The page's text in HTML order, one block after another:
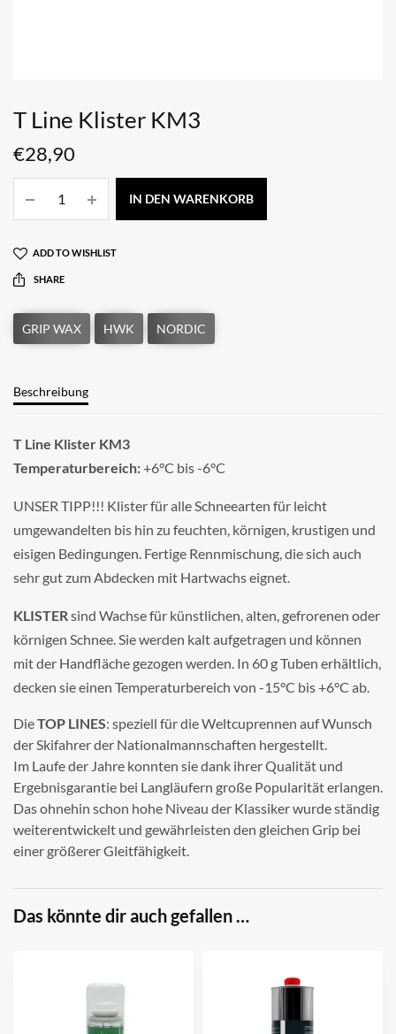
T Line Klister KM3
€28,90
IN DEN WARENKORB
ADD TO WISHLIST
SHARE
Beschreibung
T Line Klister KM3
Temperaturbereich:+6°C bis -6°C
UNSER TIPP!!! Klister für alle Schneearten für leicht
umgewandelten bis hin zu feuchten, körnigen, krustigen und
eisigen Bedingungen. Fertige Rennmischung, die sich auch
sehr gut zum Abdecken mit Hartwachs eignet.
KLISTERsind Wachse für künstlichen, alten, gefrorenen oder
körnigen Schnee. Sie werden kalt aufgetragen und können
mit der Handfläche gezogen werden. In 60 g Tuben erhältlich,
decken sie einen Temperaturbereich von -15°C bis +6°C ab.
DieTOP LINES: speziell für die Weltcuprennen auf Wunsch
der Skifahrer der Nationalmannschaften hergestellt.
Im Laufe der Jahre konnten sie dank ihrer Qualität und
Ergebnisgarantie bei Langläufern große Popularität erlangen.
Das ohnehin schon hohe Niveau der Klassiker wurde ständig
weiterentwickelt und gewährleisten den gleichen Grip bei
einer größerer Gleitfähigkeit.
Das könnte dir auch gefallen …